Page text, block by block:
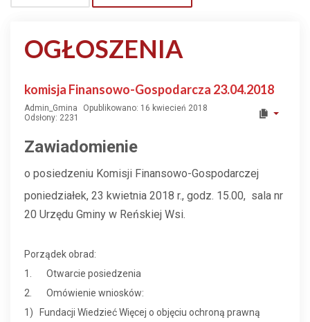
OGŁOSZENIA
komisja Finansowo-Gospodarcza 23.04.2018
Admin_Gmina
Opublikowano: 16 kwiecień 2018
Odsłony: 2231
Zawiadomienie
o posiedzeniu Komisji Finansowo-Gospodarczej
poniedziałek, 23 kwietnia 2018 r., godz. 15.00, sala nr
20 Urzędu Gminy w Reńskiej Wsi.
Porządek obrad:
1. Otwarcie posiedzenia
2. Omówienie wniosków:
1) Fundacji Wiedzieć Więcej o objęciu ochroną prawną